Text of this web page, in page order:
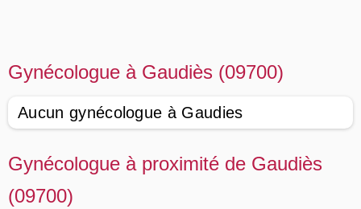
Gynécologue à Gaudiès (09700)
Aucun gynécologue à Gaudies
Gynécologue à proximité de Gaudiès
(09700)